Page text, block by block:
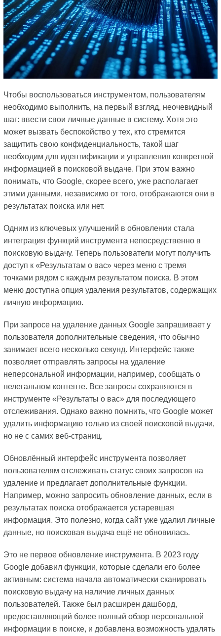
Чтобы воспользоваться инструментом, пользователям
необходимо выполнить, на первый взгляд, неочевидный
шаг: ввести свои личные данные в систему. Хотя это
может вызвать беспокойство у тех, кто стремится
защитить свою конфиденциальность, такой шаг
необходим для идентификации и управления конкретной
информацией в поисковой выдаче. При этом важно
понимать, что Google, скорее всего, уже располагает
этими данными, независимо от того, отображаются они в
результатах поиска или нет.
Одним из ключевых улучшений в обновлении стала
интеграция функций инструмента непосредственно в
поисковую выдачу. Теперь пользователи могут получить
доступ к «Результатам о вас» через меню с тремя
точками рядом с каждым результатом поиска. В этом
меню доступна опция удаления результатов, содержащих
личную информацию.
При запросе на удаление данных Google запрашивает у
пользователя дополнительные сведения, что обычно
занимает всего несколько секунд. Интерфейс также
позволяет отправлять запросы на удаление
неперсональной информации, например, сообщать о
нелегальном контенте. Все запросы сохраняются в
инструменте «Результаты о вас» для последующего
отслеживания. Однако важно помнить, что Google может
удалить информацию только из своей поисковой выдачи,
но не с самих веб-страниц.
Обновлённый интерфейс инструмента позволяет
пользователям отслеживать статус своих запросов на
удаление и предлагает дополнительные функции.
Например, можно запросить обновление данных, если в
результатах поиска отображается устаревшая
информация. Это полезно, когда сайт уже удалил личные
данные, но поисковая выдача ещё не обновилась.
Это не первое обновление инструмента. В 2023 году
Google добавил функции, которые сделали его более
активным: система начала автоматически сканировать
поисковую выдачу на наличие личных данных
пользователей. Также был расширен дашборд,
предоставляющий более полный обзор персональной
информации в поиске, и добавлена возможность удалять